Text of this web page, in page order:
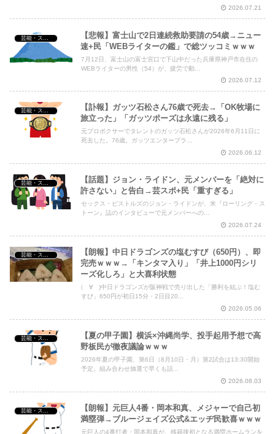
2026.07.21
【悲報】富士山で2日連続救助要請の54歳→ニュー
速+民「WEBライターの鑑」で総ツッコミｗｗｗ
7月12日、富士山の富士宮口で下山中だった兵庫県神戸市在住の
WEBライターの男性（54）が、疲労で動...
2026.07.12
【訃報】ガッツ石松さん76歳で死去→「OK牧場に
旅立った」「ガッツポーズは永遠に残る」
元プロボクサーでタレントのガッツ石松さんが2026年6月11日に
死去した。76歳。ガッツエンタープラ...
2026.06.12
【話題】ジョン・ライドン、元メンバーを「絶対に
許さない」と告白→芸スポ+民「重すぎる」
セックス・ピストルズのジョン・ライドンが、米『ローリング・ス
トーン』誌のインタビューで元メンバーへの...
2026.07.24
芸能・スポーツ・Youtuber
【朗報】中日ドラゴンズの塩むすび（650円）、即
完売ｗｗｗ→「キンタマ入り」「井上1000円シリ
ーズ化しろ」と大喜利状態
(゚∀゚)中日ドラゴンズが阪神戦で売り出した「勝利を結ぶ！塩む
すび」650円が初日15分・2日目20...
2026.05.06
芸能・スポーツ・Youtuber
【夏の甲子園】横浜×沖縄尚学、投手起用予想で高
野板民が徹夜議論ｗｗｗ
2026年夏の甲子園、第6日（8月10日・月）第2試合は13:30開始
予定。組み合わせ抽選で早くも話...
2026.08.03
芸能・スポーツ・Youtuber
【朗報】元巨人4番・岡本和真、メジャーで自己初
満塁弾→ブルージェイズ公式&エッヂ民歓喜ｗｗｗ
元巨人の4番打者・岡本和真が、移籍後初となる満塁ホームランを